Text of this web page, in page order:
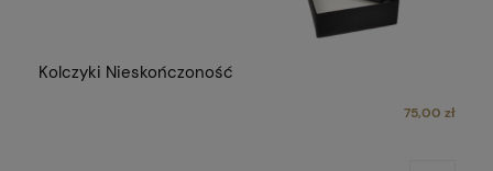
Kolczyki Nieskończoność
75,00 zł